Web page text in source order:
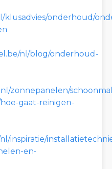
klusadvies/onderhoud/
nl/blog/onderhoud-
zonnepanelen/
gaat-reinigen-
inspiratie/
en-